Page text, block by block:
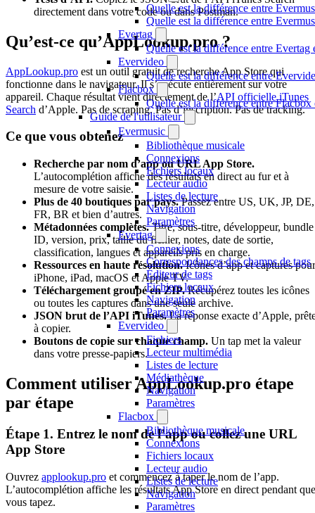
Quelle est la différence entre
Quelle est la différence entre
Evertag
Quelle est la différence entre Evertag
Evervideo
Quelle est la différence entre
Flacbox
Quelle est la différence entre
Guide de l'utilisateur
Evermusic
Bibliothèque musicale
Connexions
Fichiers locaux
Lecteur audio
Listes de lecture
Navigation
Paramètres
Evertag
Connexions
Correspondances des champs de tags
Éditeur de tags
Fichiers locaux
Navigation
Paramètres
Evervideo
Fichiers
Lecteur multimédia
Listes de lecture
Médiathèque
Navigation
Paramètres
Flacbox
Bibliothèque musicale
Connexions
Fichiers locaux
Lecteur audio
Listes de lecture
Navigation
Paramètres
directement dans votre code ou dans Postman.
Qu’est-ce qu’AppLookup.pro ?
AppLookup.pro est un outil gratuit de recherche App Store qui
fonctionne dans le navigateur. Il s’exécute entièrement sur votre
appareil. Chaque résultat vient directement de l’API officielle iTunes
Search d’Apple. Pas de scraping. Pas d’inscription. Pas de tracking.
Ce que vous obtenez
Recherche par nom d’app ou URL App Store.
L’autocomplétion affiche des résultats en direct au fur et à
mesure de votre saisie.
Plus de 40 boutiques par pays.Passez entre US, UK, JP, DE,
FR, BR et bien d’autres.
Métadonnées complètes.Titre, sous-titre, développeur, bundle
ID, version, prix, taille du fichier, notes, date de sortie,
classification, langues et appareils pris en charge.
Ressources en haute résolution.Icônes d’app et captures pour
iPhone, iPad, macOS et Apple TV.
Téléchargement groupé en ZIP.Récupérez toutes les icônes
ou toutes les captures dans une seule archive.
JSON brut de l’API iTunes.La réponse exacte d’Apple,
à copier.
Boutons de copie sur chaque champ. Un tap met la valeur
dans votre presse-papiers.
Comment utiliser AppLookup.pro étape
par étape
Étape 1. Entrez le nom de l’app ou collez une URL
App Store
Ouvrez applookup.pro et commencez à taper le nom de l’app.
L’autocomplétion affiche les résultats App Store en direct pendant que
vous tapez.